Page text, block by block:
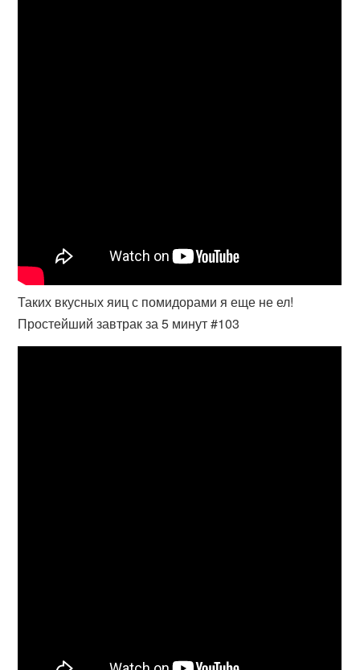
Таких вкусных яиц с помидорами я еще не ел!
Простейший завтрак за 5 минут #103